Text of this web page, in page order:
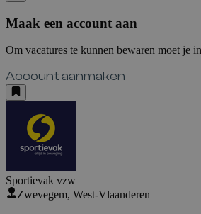
Maak een account aan
Om vacatures te kunnen bewaren moet je
Account aanmaken
Sportievak vzw
Zwevegem, West-Vlaanderen